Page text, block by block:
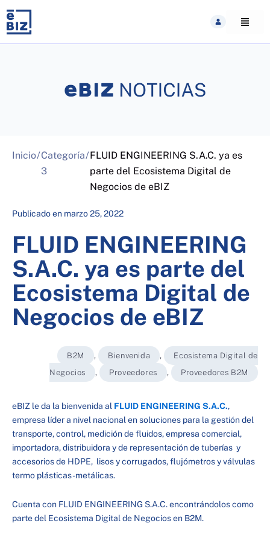
content
Inicio/Categoría
3
/FLUID ENGINEERING S.A.C. ya es
parte del Ecosistema Digital de
Negocios de eBIZ
Publicado en marzo 25, 2022
FLUID ENGINEERING
S.A.C. ya es parte del
Ecosistema Digital de
Negocios de eBIZ
B2M , Bienvenida ,
Ecosistema Digital de
Negocios
, Proveedores , Proveedores B2M
eBIZ le da la bienvenida al FLUID ENGINEERING S.A.C.,
empresa líder a nivel nacional en soluciones para la gestión del
transporte, control, medición de fluidos, empresa comercial,
importadora, distribuidora y de representación de tuberías y
accesorios de HDPE, lisos y corrugados, flujómetros y válvulas
termo plásticas -metálicas.
Cuenta con FLUID ENGINEERING S.A.C. encontrándolos como
parte del Ecosistema Digital de Negocios en B2M.